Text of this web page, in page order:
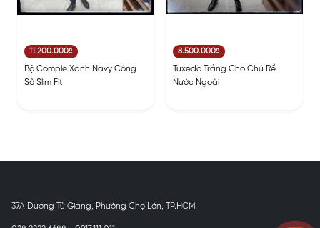
11.200.000₫
Bộ Comple Xanh Navy Công
Sở Slim Fit
8.500.000₫
Tuxedo Trắng Cho Chú Rể
Nước Ngoài
37A Dương Tử Giang, Phường Chợ Lớn, TP.HCM